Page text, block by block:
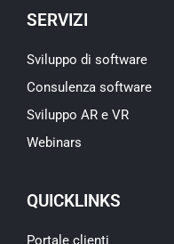
SERVIZI
Sviluppo di software
Consulenza software
Sviluppo AR e VR
Webinars
QUICKLINKS
Portale clienti